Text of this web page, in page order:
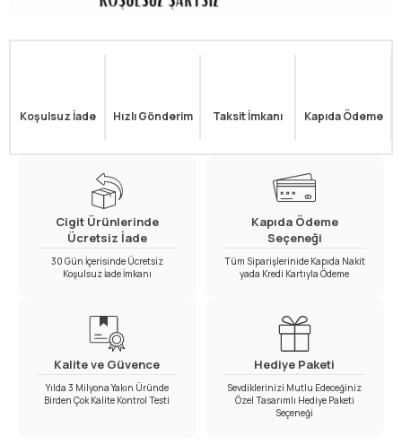
Koşulsuz İade Hızlı Gönderim Taksit İmkanı Kapıda Ödeme
Cigit Ürünlerinde
Ücretsiz İade
30 Gün İçerisinde Ücretsiz
Koşulsuz İade İmkanı
Kapıda Ödeme
Seçeneği
Tüm Siparişlerinide Kapıda Nakit
yada Kredi Kartıyla Ödeme
Kalite ve Güvence
Yılda 3 Milyona Yakın Üründe
Birden Çok Kalite Kontrol Testi
Hediye Paketi
Sevdiklerinizi Mutlu Edeceğiniz
Özel Tasarımlı Hediye Paketi
Seçeneği